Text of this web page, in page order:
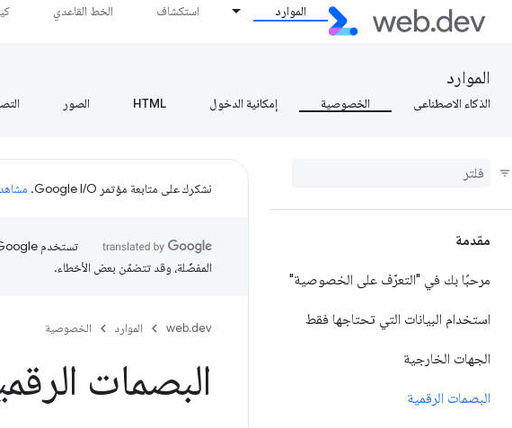
الموارد استكشاف الخط القاعدي
الموارد
الذكاء الاصطناعي الخصوصية إمكانية الدخول HTML الصور
مقدمة
مرحبًا بك في "التعرّف على الخصوصية"
استخدام البيانات التي تحتاجها فقط
الجهات الخارجية
البصمات الرقمية
نشكرك على متابعة مؤتمر Google I/O.
المفضّلة، وقد تتضمّن بعض الأخطاء.
web.dev الموارد الخصوصية
البصمات